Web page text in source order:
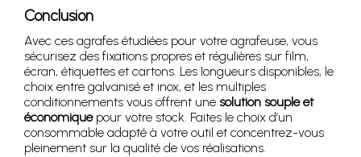
Conclusion
Avec ces agrafes étudiées pour votre agrafeuse, vous
sécurisez des fixations propres et régulières sur film,
écran, étiquettes et cartons. Les longueurs disponibles, le
choix entre galvanisé et inox, et les multiples
conditionnements vous offrent une solution souple et
économiquepour votre stock. Faites le choix d’un
consommable adapté à votre outil et concentrez-vous
pleinement sur la qualité de vos réalisations.